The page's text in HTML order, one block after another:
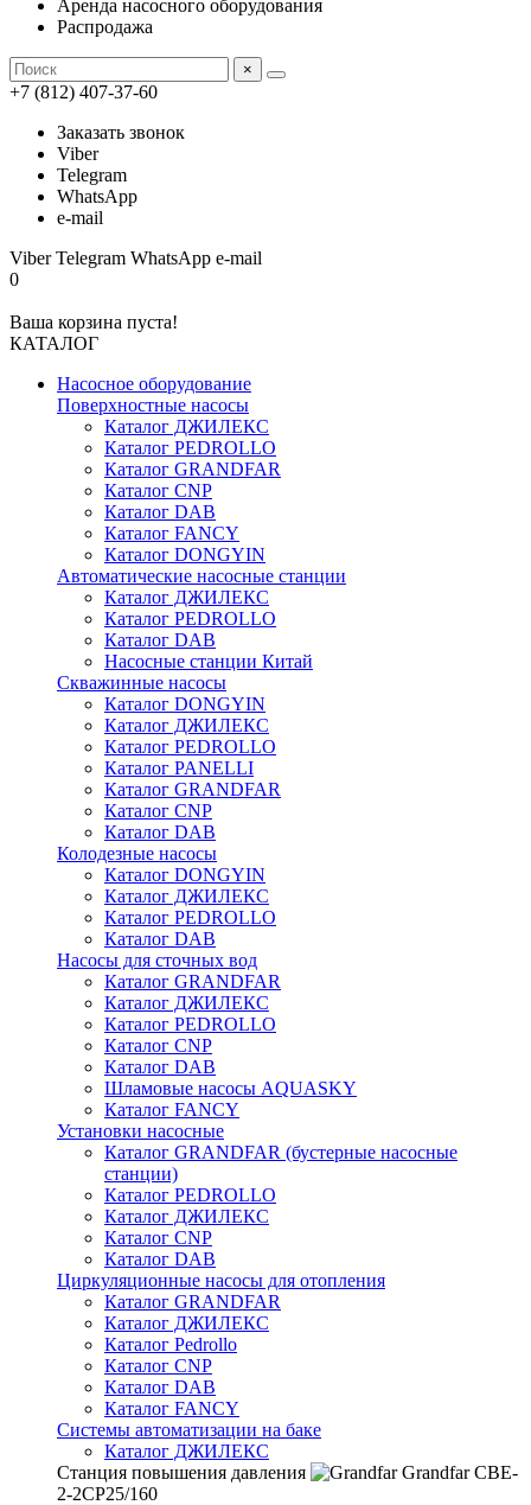
Аренда насосного оборудования
Распродажа
×
+7 (812) 407-37-60
Заказать звонок
Viber
Telegram
WhatsApp
e-mail
ViberTelegram WhatsApp e-mail
0
Ваша корзина пуста!
КАТАЛОГ
Насосное оборудование
Поверхностные насосы
Каталог ДЖИЛЕКС
Каталог PEDROLLO
Каталог GRANDFAR
Каталог CNP
Каталог DAB
Каталог FANCY
Каталог DONGYIN
Автоматические насосные станции
Каталог ДЖИЛЕКС
Каталог PEDROLLO
Каталог DAB
Насосные станции Китай
Скважинные насосы
Каталог DONGYIN
Каталог ДЖИЛЕКС
Каталог PEDROLLO
Каталог PANELLI
Каталог GRANDFAR
Каталог CNP
Каталог DAB
Колодезные насосы
Каталог DONGYIN
Каталог ДЖИЛЕКС
Каталог PEDROLLO
Каталог DAB
Насосы для сточных вод
Каталог GRANDFAR
Каталог ДЖИЛЕКС
Каталог PEDROLLO
Каталог CNP
Каталог DAB
Шламовые насосы AQUASKY
Каталог FANCY
Установки насосные
Каталог GRANDFAR (бустерные насосные
станции)
Каталог PEDROLLO
Каталог ДЖИЛЕКС
Каталог CNP
Каталог DAB
Циркуляционные насосы для отопления
Каталог GRANDFAR
Каталог ДЖИЛЕКС
Каталог Pedrollo
Каталог CNP
Каталог DAB
Каталог FANCY
Системы автоматизации на баке
Каталог ДЖИЛЕКС
Станция повышения давления
Grandfar CBE-
2-2CP25/160